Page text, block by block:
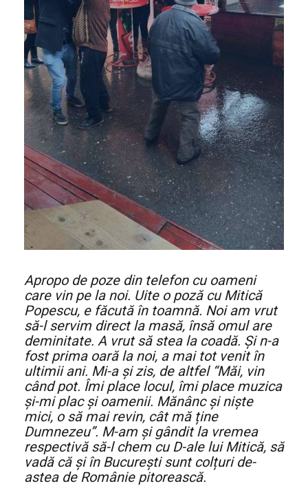
Apropo de poze din telefon cu oameni
care vin pe la noi. Uite o poză cu Mitică
Popescu, e făcută în toamnă. Noi am vrut
să-l servim direct la masă, însă omul are
deminitate. A vrut să stea la coadă. Și n-a
fost prima oară la noi, a mai tot venit în
ultimii ani. Mi-a și zis, de altfel “Măi, vin
când pot. Îmi place locul, îmi place muzica
și-mi plac și oamenii. Mănânc și niște
mici, o să mai revin, cât mă ține
Dumnezeu”. M-am și gândit la vremea
respectivă să-l chem cu D-ale lui Mitică, să
vadă că și în București sunt colțuri de-
astea de Românie pitorească.